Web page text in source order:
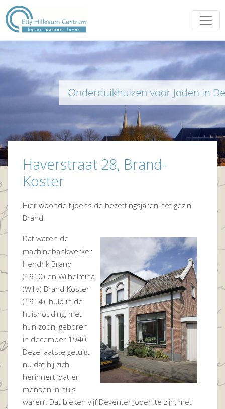
Haverstraat 28, Brand-
Koster
Hier woonde tijdens de bezettingsjaren het gezin
Brand.
Dat waren de
machinebankwerker
Hendrik Brand
(1910) en Wilhelmina
(Willy) Brand-Koster
(1914), hulp in de
huishouding, met
hun zoon, geboren
in december 1940.
Deze laatste getuigt
nu dat hij zich
herinnert ‘dat er
mensen in huis
waren’. Dat bleken vijf Deventer Joden te zijn, met